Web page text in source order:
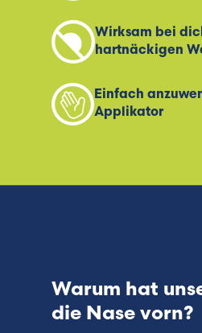
Wirksam bei
hartnäckigen
Einfach
Applikator
Warum hat
die Nase vorn?